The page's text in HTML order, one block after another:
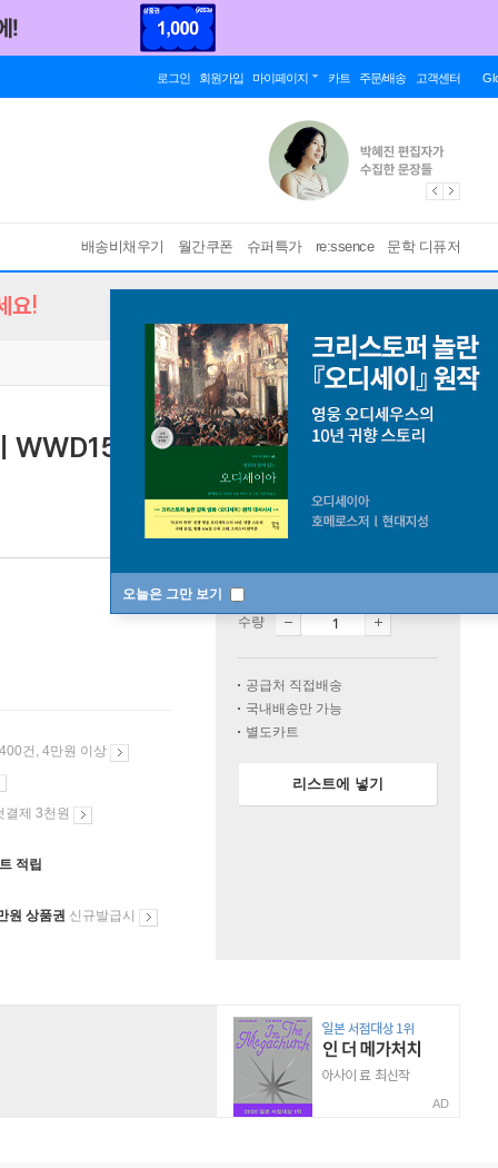
로그인 회원가입 마이페이지 카트 주문/배송 고객센터
배송비채우기 월간쿠폰 슈퍼특가 re:ssence 문학 디퓨저
오늘은 그만 보기
요!
WWD15PEW 15kg 본사직배설치
건, 4만원 이상
결제 3천원
적립
원 상품권 신규발급시
일시품절
수량
공급처 직접배송
국내배송만 가능
별도카트
리스트에 넣기
AD